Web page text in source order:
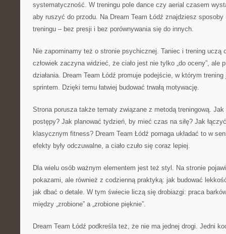
systematyczność. W treningu pole dance czy aerial czasem
aby ruszyć do przodu. Na Dream Team Łódź znajdziesz sposoby
treningu – bez presji i bez porównywania się do innych.
Nie zapominamy też o stronie psychicznej. Taniec i trening uczą
człowiek zaczyna widzieć, że ciało jest nie tylko „do oceny”, ale
działania. Dream Team Łódź promuje podejście, w którym
sprintem. Dzięki temu łatwiej budować trwałą motywację.
Strona porusza także tematy związane z metodą treningową.
postępy? Jak planować tydzień, by mieć czas na siłę? Jak
klasycznym fitness? Dream Team Łódź pomaga układać to w
efekty były odczuwalne, a ciało czuło się coraz lepiej.
Dla wielu osób ważnym elementem jest też styl. Na stronie
pokazami, ale również z codzienną praktyką: jak budować
jak dbać o detale. W tym świecie liczą się drobiazgi: praca
między „zrobione” a „zrobione pięknie”.
Dream Team Łódź podkreśla też, że nie ma jednej drogi. Jedni